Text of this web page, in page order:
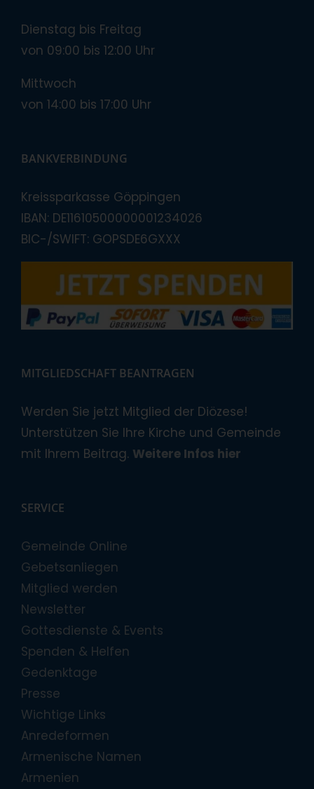
Dienstag bis Freitag
von 09:00 bis 12:00 Uhr
Mittwoch
von 14:00 bis 17:00 Uhr
BANKVERBINDUNG
Kreissparkasse Göppingen
IBAN: DE11610500000001234026
BIC-/SWIFT: GOPSDE6GXXX
MITGLIEDSCHAFT BEANTRAGEN
Werden Sie jetzt Mitglied der Diözese!
Unterstützen Sie Ihre Kirche und Gemeinde
mit Ihrem Beitrag. Weitere Infos hier
SERVICE
Gemeinde Online
Gebetsanliegen
Mitglied werden
Newsletter
Gottesdienste & Events
Spenden & Helfen
Gedenktage
Presse
Wichtige Links
Anredeformen
Armenische Namen
Armenien